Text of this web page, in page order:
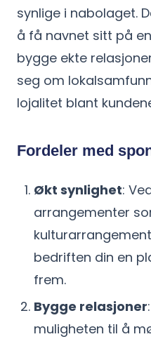
synlige i nabolaget.
å få navnet sitt på
bygge ekte
seg om
lojalitet blant
Fordeler med
Økt synlighet:
arrangementer
bedriften din en
frem.
Bygge relasjoner
muligheten til å